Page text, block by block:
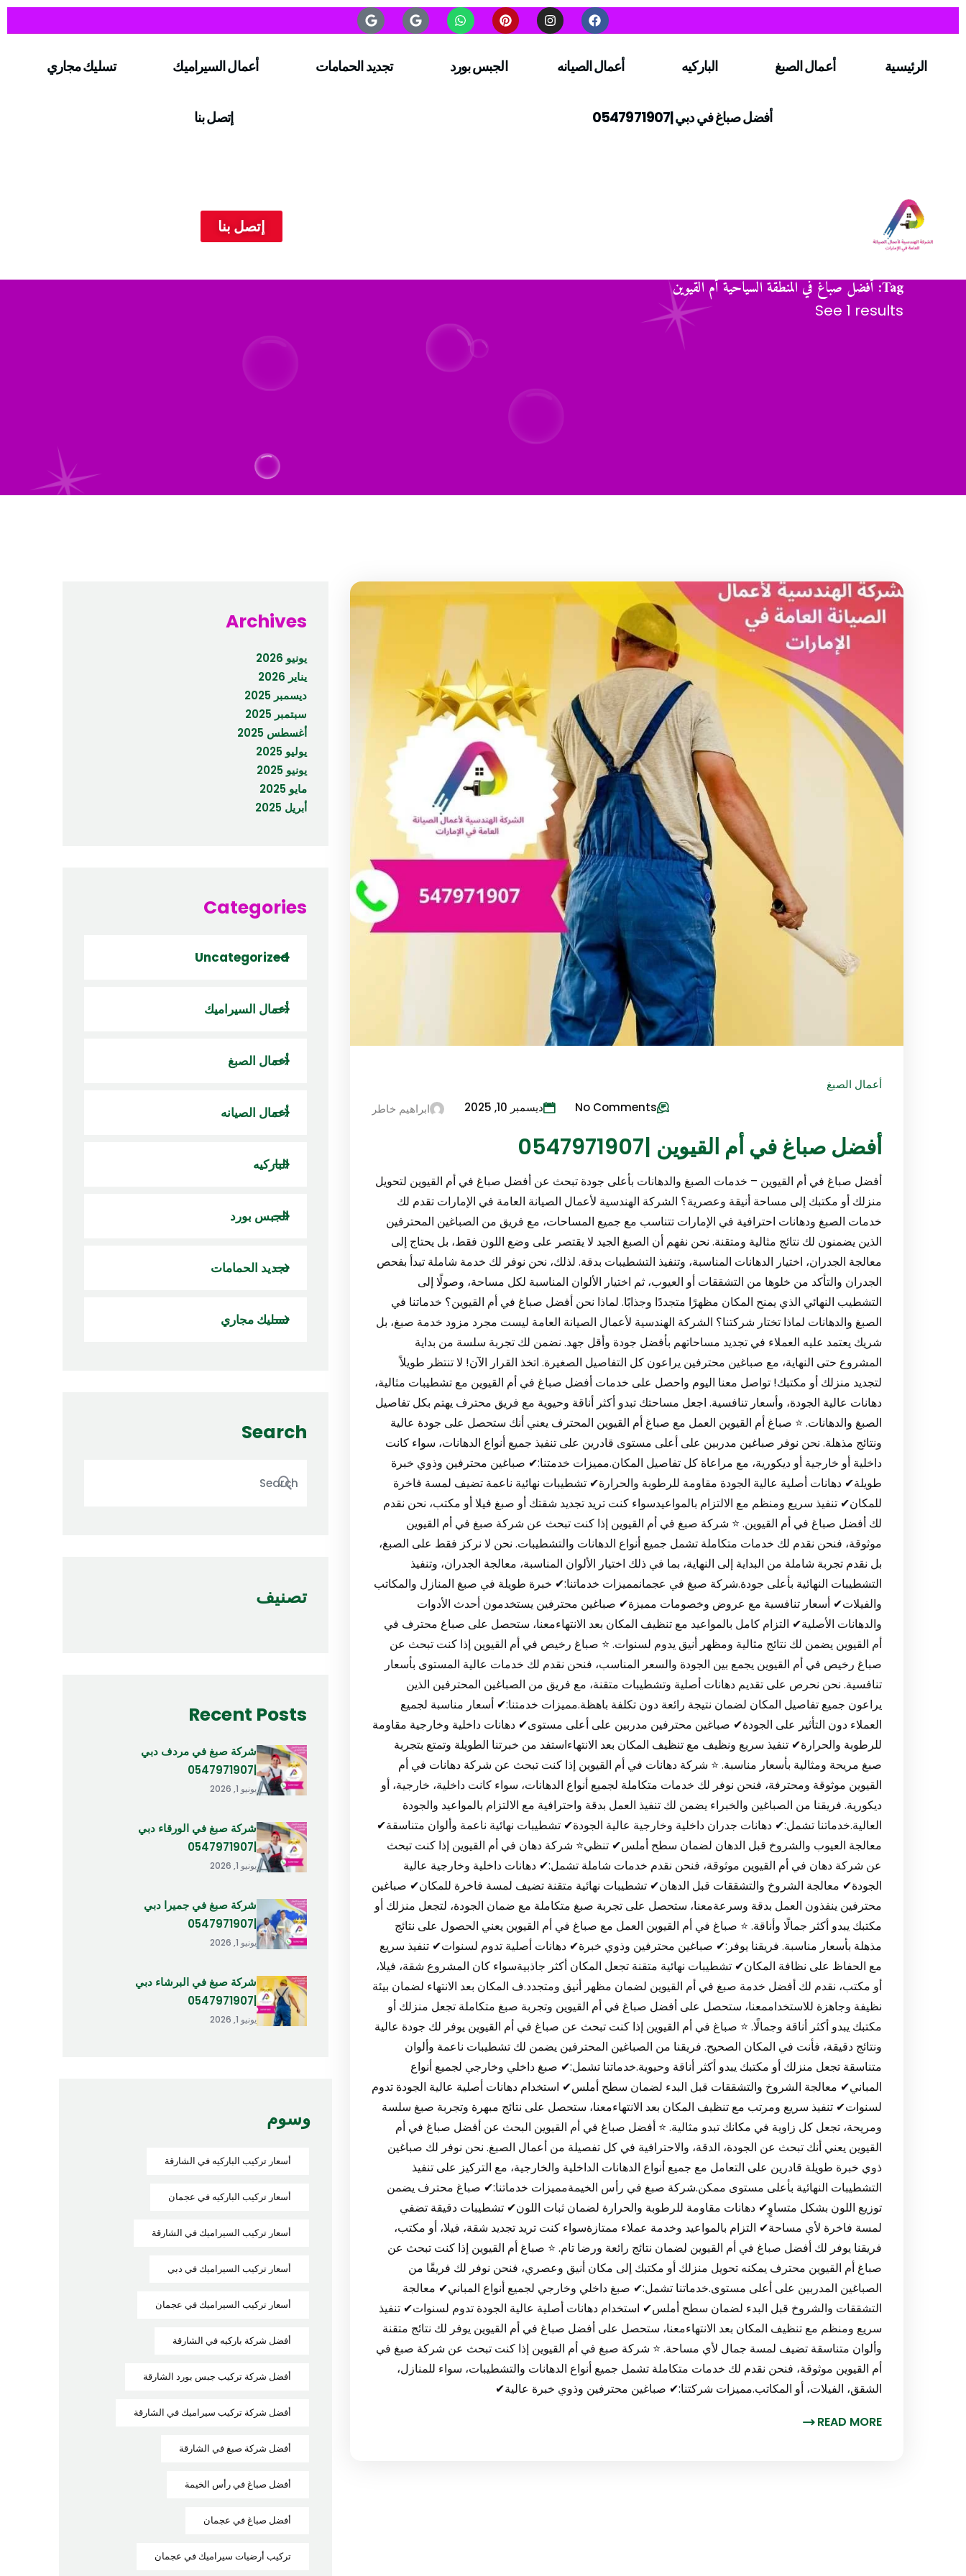
الرئيسية أعمال الصبغ الباركيه أعمال الصيانه الجبس بورد تجديد الحمامات أعمال السيراميك تسليك مجاري
أفضل صباغ في دبي |0547971907 إتصل بنا
إتصل بنا
Tag: أفضل صباغ في المنطقة السياحية أم القيوين
See 1 results
أعمال الصبغ
ابراهيم خاطر
ديسمبر 10, 2025 No Comments
أفضل صباغ في أم القيوين |0547971907
أفضل صباغ في أم القيوين – خدمات الصبغ والدهانات بأعلى جودة تبحث عن أفضل صباغ في أم القيوين لتحويل
منزلك أو مكتبك إلى مساحة أنيقة وعصرية؟ الشركة الهندسية لأعمال الصيانة العامة في الإمارات تقدم لك
خدمات الصبغ ودهانات احترافية في الإمارات تتناسب مع جميع المساحات، مع فريق من الصباغين المحترفين
الذين يضمنون لك نتائج مثالية ومتقنة. نحن نفهم أن الصبغ الجيد لا يقتصر على وضع اللون فقط، بل يحتاج إلى
معالجة الجدران، اختيار الدهانات المناسبة، وتنفيذ التشطيبات بدقة. لذلك، نحن نوفر لك خدمة شاملة تبدأ بفحص
الجدران والتأكد من خلوها من التشققات أو العيوب، ثم اختيار الألوان المناسبة لكل مساحة، وصولًا إلى
التشطيب النهائي الذي يمنح المكان مظهرًا متجددًا وجذابًا. لماذا نحن أفضل صباغ في أم القيوين؟ خدماتنا في
الصبغ والدهانات لماذا تختار شركتنا؟ الشركة الهندسية لأعمال الصيانة العامة ليست مجرد مزود خدمة صبغ، بل
شريك يعتمد عليه العملاء في تجديد مساحاتهم بأفضل جودة وأقل جهد. نضمن لك تجربة سلسة من بداية
المشروع حتى النهاية، مع صباغين محترفين يراعون كل التفاصيل الصغيرة. اتخذ القرار الآن! لا تنتظر طويلاً
لتجديد منزلك أو مكتبك! تواصل معنا اليوم واحصل على خدمات أفضل صباغ في أم القيوين مع تشطيبات مثالية،
دهانات عالية الجودة، وأسعار تنافسية. اجعل مساحتك تبدو أكثر أناقة وحيوية مع فريق محترف يهتم بكل تفاصيل
الصبغ والدهانات. ⭐ صباغ أم القيوين العمل مع صباغ أم القيوين المحترف يعني أنك ستحصل على جودة عالية
ونتائج مذهلة. نحن نوفر صباغين مدربين على أعلى مستوى قادرين على تنفيذ جميع أنواع الدهانات، سواء كانت
داخلية أو خارجية أو ديكورية، مع مراعاة كل تفاصيل المكان.مميزات خدمتنا:✔ صباغين محترفين وذوي خبرة
طويلة✔ دهانات أصلية عالية الجودة مقاومة للرطوبة والحرارة✔ تشطيبات نهائية ناعمة تضيف لمسة فاخرة
للمكان✔ تنفيذ سريع ومنظم مع الالتزام بالمواعيدسواء كنت تريد تجديد شقتك أو صبغ فيلا أو مكتب، نحن نقدم
لك أفضل صباغ في أم القيوين. ⭐ شركة صبغ في أم القيوين إذا كنت تبحث عن شركة صبغ في أم القيوين
موثوقة، فنحن نقدم لك خدمات متكاملة تشمل جميع أنواع الدهانات والتشطيبات. نحن لا نركز فقط على الصبغ،
بل نقدم تجربة شاملة من البداية إلى النهاية، بما في ذلك اختيار الألوان المناسبة، معالجة الجدران، وتنفيذ
التشطيبات النهائية بأعلى جودة.شركة صبغ في عجمانمميزات خدماتنا:✔ خبرة طويلة في صبغ المنازل والمكاتب
والفيلات✔ أسعار تنافسية مع عروض وخصومات مميزة✔ صباغين محترفين يستخدمون أحدث الأدوات
والدهانات الأصلية✔ التزام كامل بالمواعيد مع تنظيف المكان بعد الانتهاءمعنا، ستحصل على صباغ محترف في
أم القيوين يضمن لك نتائج مثالية ومظهر أنيق يدوم لسنوات. ⭐ صباغ رخيص في أم القيوين إذا كنت تبحث عن
صباغ رخيص في أم القيوين يجمع بين الجودة والسعر المناسب، فنحن نقدم لك خدمات عالية المستوى بأسعار
تنافسية. نحن نحرص على تقديم دهانات أصلية وتشطيبات متقنة، مع فريق من الصباغين المحترفين الذين
يراعون جميع تفاصيل المكان لضمان نتيجة رائعة دون تكلفة باهظة.مميزات خدمتنا:✔ أسعار مناسبة لجميع
العملاء دون التأثير على الجودة✔ صباغين محترفين مدربين على أعلى مستوى✔ دهانات داخلية وخارجية مقاومة
للرطوبة والحرارة✔ تنفيذ سريع ونظيف مع تنظيف المكان بعد الانتهاءاستفد من خبرتنا الطويلة وتمتع بتجربة
صبغ مريحة ومثالية بأسعار مناسبة. ⭐ شركة دهانات في أم القيوين إذا كنت تبحث عن شركة دهانات في أم
القيوين موثوقة ومحترفة، فنحن نوفر لك خدمات متكاملة لجميع أنواع الدهانات، سواء كانت داخلية، خارجية، أو
ديكورية. فريقنا من الصباغين والخبراء يضمن لك تنفيذ العمل بدقة واحترافية مع الالتزام بالمواعيد والجودة
العالية.خدماتنا تشمل:✔ دهانات جدران داخلية وخارجية عالية الجودة✔ تشطيبات نهائية ناعمة وألوان متناسقة✔
معالجة العيوب والشروخ قبل الدهان لضمان سطح أملس✔ تنظي⭐ شركة دهان في أم القيوين إذا كنت تبحث
عن شركة دهان في أم القيوين موثوقة، فنحن نقدم خدمات شاملة تشمل:✔ دهانات داخلية وخارجية عالية
الجودة✔ معالجة الشروخ والتشققات قبل الدهان✔ تشطيبات نهائية متقنة تضيف لمسة فاخرة للمكان✔ صباغين
محترفين ينفذون العمل بدقة وسرعةمعنا، ستحصل على تجربة صبغ متكاملة مع ضمان الجودة، لتجعل منزلك أو
مكتبك يبدو أكثر جمالًا وأناقة. ⭐ صباغ في أم القيوين العمل مع صباغ في أم القيوين يعني الحصول على نتائج
مذهلة بأسعار مناسبة. فريقنا يوفر:✔ صباغين محترفين وذوي خبرة✔ دهانات أصلية تدوم لسنوات✔ تنفيذ سريع
مع الحفاظ على نظافة المكان✔ تشطيبات نهائية متقنة تجعل المكان أكثر جاذبيةسواء كان المشروع شقة، فيلا،
أو مكتب، نقدم لك أفضل خدمة صبغ في أم القيوين لضمان مظهر أنيق ومتجدد.ف المكان بعد الانتهاء لضمان بيئة
نظيفة وجاهزة للاستخداممعنا، ستحصل على أفضل صباغ في أم القيوين وتجربة صبغ متكاملة تجعل منزلك أو
مكتبك يبدو أكثر أناقة وجمالًا. ⭐ صباغ في أم القيوين إذا كنت تبحث عن صباغ في أم القيوين يوفر لك جودة عالية
ونتائج دقيقة، فأنت في المكان الصحيح. فريقنا من الصباغين المحترفين يضمن لك تشطيبات ناعمة وألوان
متناسقة تجعل منزلك أو مكتبك يبدو أكثر أناقة وحيوية.خدماتنا تشمل:✔ صبغ داخلي وخارجي لجميع أنواع
المباني✔ معالجة الشروخ والتشققات قبل البدء لضمان سطح أملس✔ استخدام دهانات أصلية عالية الجودة تدوم
لسنوات✔ تنفيذ سريع ومرتب مع تنظيف المكان بعد الانتهاءمعنا، ستحصل على نتائج مبهرة وتجربة صبغ سلسة
ومريحة، تجعل كل زاوية في مكانك تبدو مثالية. ⭐ أفضل صباغ في أم القيوين البحث عن أفضل صباغ في أم
القيوين يعني أنك تبحث عن الجودة، الدقة، والاحترافية في كل تفصيلة من أعمال الصبغ. نحن نوفر لك صباغين
ذوي خبرة طويلة قادرين على التعامل مع جميع أنواع الدهانات الداخلية والخارجية، مع التركيز على تنفيذ
التشطيبات النهائية بأعلى مستوى ممكن.شركة صبغ في رأس الخيمةمميزات خدماتنا:✔ صباغ محترف يضمن
توزيع اللون بشكل متساوٍ✔ دهانات مقاومة للرطوبة والحرارة لضمان ثبات اللون✔ تشطيبات دقيقة تضفي
لمسة فاخرة لأي مساحة✔ التزام بالمواعيد وخدمة عملاء ممتازةسواء كنت تريد تجديد شقة، فيلا، أو مكتب،
فريقنا يوفر لك أفضل صباغ في أم القيوين لضمان نتائج رائعة ورضا تام. ⭐ صباغ أم القيوين إذا كنت تبحث عن
صباغ أم القيوين محترف يمكنه تحويل منزلك أو مكتبك إلى مكان أنيق وعصري، فنحن نوفر لك فريقًا من
الصباغين المدربين على أعلى مستوى.خدماتنا تشمل:✔ صبغ داخلي وخارجي لجميع أنواع المباني✔ معالجة
التشققات والشروخ قبل البدء لضمان سطح أملس✔ استخدام دهانات أصلية عالية الجودة تدوم لسنوات✔ تنفيذ
سريع ومنظم مع تنظيف المكان بعد الانتهاءمعنا، ستحصل على أفضل صباغ في أم القيوين يوفر لك نتائج متقنة
وألوان متناسقة تضيف لمسة جمال لأي مساحة. ⭐ شركة صبغ في أم القيوين إذا كنت تبحث عن شركة صبغ في
أم القيوين موثوقة، فنحن نقدم لك خدمات متكاملة تشمل جميع أنواع الدهانات والتشطيبات، سواء للمنازل،
الشقق، الفيلات، أو المكاتب.مميزات شركتنا:✔ صباغين محترفين وذوي خبرة عالية✔
READ MORE
Archives
يونيو 2026
يناير 2026
ديسمبر 2025
سبتمبر 2025
أغسطس 2025
يوليو 2025
يونيو 2025
مايو 2025
أبريل 2025
Categories
Uncategorized
أعمال السيراميك
أعمال الصبغ
أعمال الصيانه
الباركيه
الجبس بورد
تجديد الحمامات
تسليك مجاري
Search
تصنيف
Recent Posts
شركة صبغ في مردف دبي
يونيو 1, 2026
شركة صبغ في الورقاء دبي
يونيو 1, 2026
شركة صبغ في جميرا دبي
يونيو 1, 2026
شركة صبغ في البرشاء دبي
يونيو 1, 2026
وسوم
أسعار تركيب الباركيه في الشارقة
أسعار تركيب الباركيه في عجمان
أسعار تركيب السيراميك في الشارقة
أسعار تركيب السيراميك في دبي
أسعار تركيب السيراميك في عجمان
أفضل شركة باركيه في الشارقة
أفضل شركة تركيب جبس بورد الشارقة
أفضل شركة تركيب سيراميك في الشارقة
أفضل شركة صبغ في الشارقة
أفضل صباغ في رأس الخيمة
أفضل صباغ في عجمان
تركيب أرضيات سيراميك في عجمان